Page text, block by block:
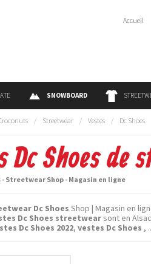
SNOWBOARD
Accueil
/ Streetwear / Vestes / Dc Shoes
Dc Shoes de
- Streetwear Shop - Magasin en ligne
Dc Shoes Shop | Magasin en
Dc Shoes streetwearsont en
Dc Shoes 2022, vestes Dc Shoes ,